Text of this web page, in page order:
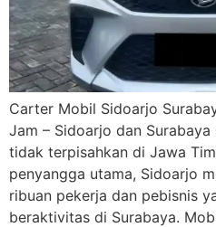
Carter Mobil Sidoarjo
Jam – Sidoarjo dan
tidak terpisahkan di Jawa
penyangga utama, Sidoarjo
ribuan pekerja dan pebisnis
beraktivitas di Surabaya.